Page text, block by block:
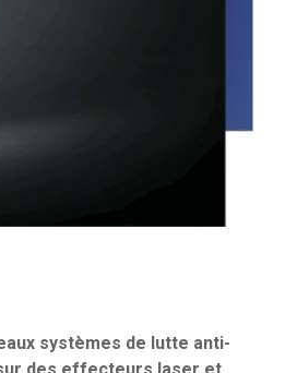
systèmes de lutte anti-